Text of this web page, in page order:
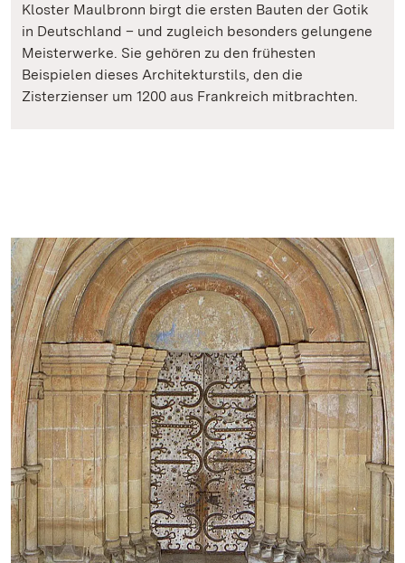
Kloster Maulbronn birgt die ersten Bauten der Gotik
in Deutschland – und zugleich besonders gelungene
Meisterwerke. Sie gehören zu den frühesten
Beispielen dieses Architekturstils, den die
Zisterzienser um 1200 aus Frankreich mitbrachten.